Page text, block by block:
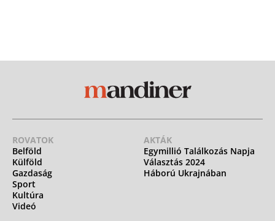
ROVATOK
Belföld
Külföld
Gazdaság
Sport
Kultúra
Videó
AKTÁK
Egymillió Találkozás Napja
Választás 2024
Háború Ukrajnában